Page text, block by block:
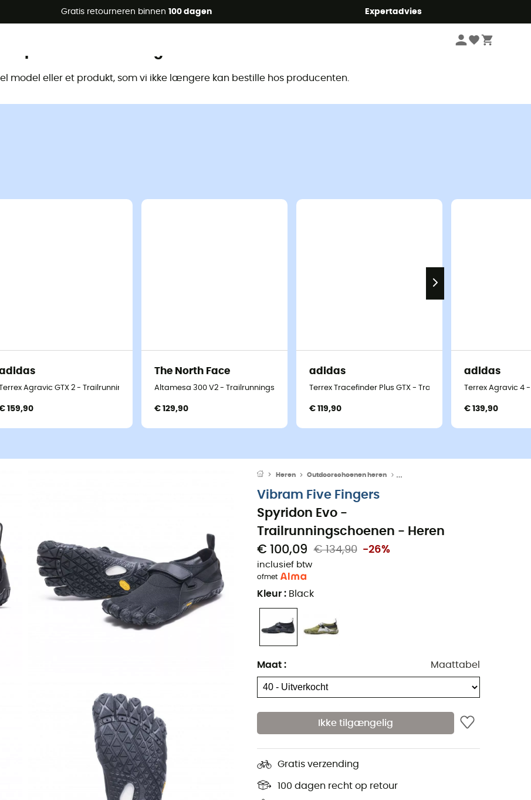
Gratis retourneren binnen 100 dagen Expertadvies
🔥 -5% EXTRA vanaf 2 producten* met code Summer5
model eller et produkt, som vi ikke længere kan bestille hos producenten.
Terrex Agravic GTX 2 - Trailrunningschoenen - Heren
159,90
The North Face
Altamesa 300 V2 - Trailrunningschoenen - Heren
€ 129,90
adidas
Terrex Tracefinder Plus GTX - Trailrunningschoenen - Heren
€ 119,90
adidas
Terrex Agravic 4
€ 139,90
Heren Outdoorschoenen heren
Vibram Five Fingers
Spyridon Evo -
Trailrunningschoenen - Heren
€ 100,09
€ 134,90 -26%
inclusief btw
ofmet
Kleur : Black
Maat : Maattabel
Ikke tilgængelig
Gratis verzending
100 dagen recht op retour